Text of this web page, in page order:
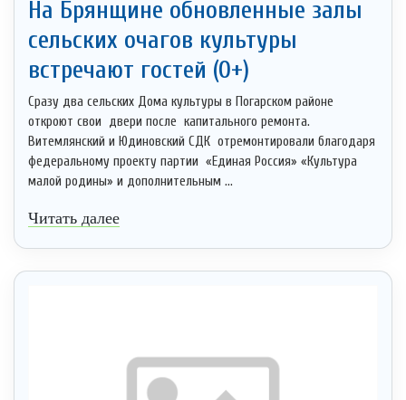
На Брянщине обновленные залы
сельских очагов культуры
встречают гостей (0+)
Сразу два сельских Дома культуры в Погарском районе
откроют свои двери после капитального ремонта.
Витемлянский и Юдиновский СДК отремонтировали благодаря
федеральному проекту партии «Единая Россия» «Культура
малой родины» и дополнительным ...
Читать далее